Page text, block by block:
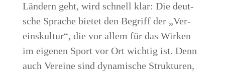
Län­dern geht, wird schnell klar: Die deut­
sche Spra­che bie­tet den Begriff der „Ver­
eins­kul­tur“, die vor allem für das Wir­ken
im eige­nen Sport vor Ort wich­tig ist. Denn
auch Ver­ei­ne sind dyna­mi­sche Struk­tu­ren,